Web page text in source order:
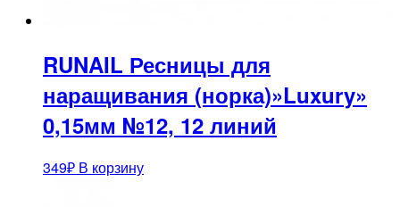
RUNAIL Ресницы для
наращивания (норка)»Luxury»
0,15мм №12, 12 линий
349₽ В корзину